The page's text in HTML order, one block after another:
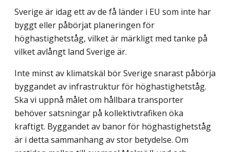
Sverige är idag ett av de få länder i EU som inte har
byggt eller påbörjat planeringen för
höghastighetståg, vilket är märkligt med tanke på
vilket avlångt land Sverige är.
Inte minst av klimatskäl bör Sverige snarast påbörja
byggandet av infrastruktur för höghastighetståg.
Ska vi uppnå målet om hållbara transporter
behöver satsningar på kollektivtrafiken öka
kraftigt. Byggandet av banor för höghastighetståg
är i detta sammanhang av stor betydelse. Om